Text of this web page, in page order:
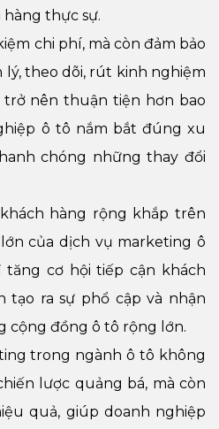
thực sự.
chi phí, mà còn đảm bảo
lý, theo dõi, rút kinh nghiệm
trở nên thuận tiện hơn bao
ô tô nắm bắt đúng xu
chóng những thay đổi
hàng rộng khắp trên
của dịch vụ marketing ô
tăng cơ hội tiếp cận khách
tạo ra sự phổ cập và nhận
đồng ô tô rộng lớn.
trong ngành ô tô không
lược quảng bá, mà còn
quả, giúp doanh nghiệp